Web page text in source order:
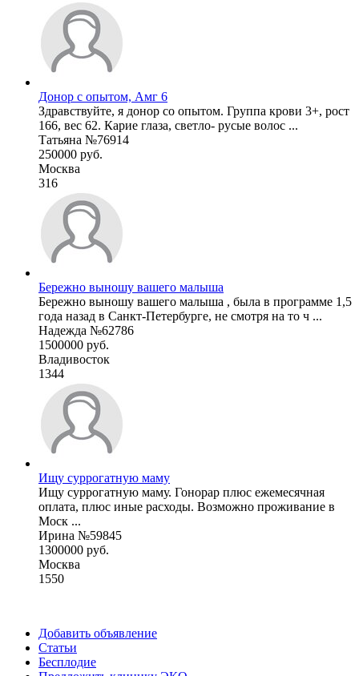
Донор с опытом, Амг 6
Здравствуйте, я донор со опытом. Группа крови 3+, рост
166, вес 62. Карие глаза, светло- русые волос ...
Татьяна №76914
250000 руб.
Москва
316
Бережно выношу вашего малыша
Бережно выношу вашего малыша , была в программе 1,5
года назад в Санкт-Петербурге, не смотря на то ч ...
Надежда №62786
1500000 руб.
Владивосток
1344
Ищу суррогатную маму
Ищу суррогатную маму. Гонорар плюс ежемесячная
оплата, плюс иные расходы. Возможно проживание в
Моск ...
Ирина №59845
1300000 руб.
Москва
1550
Добавить объявление
Статьи
Бесплодие